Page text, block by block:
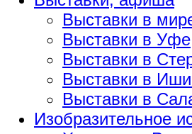
Выставки в
Выставки в Уфе
Выставки в
Выставки в
Выставки в
Изобразительное